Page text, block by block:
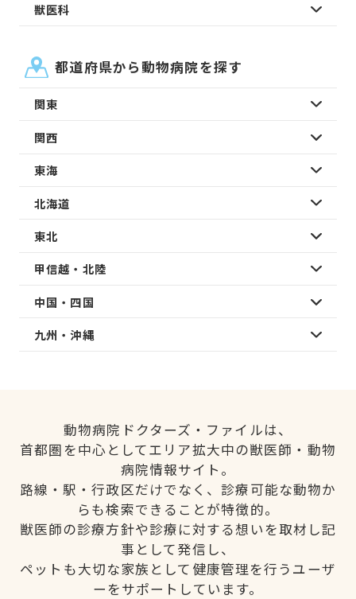
獣医科
都道府県から動物病院を探す
関東
関西
東海
北海道
東北
甲信越・北陸
中国・四国
九州・沖縄
動物病院ドクターズ・ファイルは、
首都圏を中心としてエリア拡大中の獣医師・動物
病院情報サイト。
路線・駅・行政区だけでなく、診療可能な動物か
らも検索できることが特徴的。
獣医師の診療方針や診療に対する想いを取材し記
事として発信し、
ペットも大切な家族として健康管理を行うユーザ
ーをサポートしています。